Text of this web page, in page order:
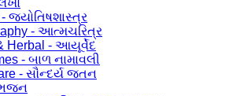
જ્યોતિષશાસ્ત્ર
- આત્મચરિત્ર
Herbal - આયૂર્વેદ
- બાળ નામાવલી
- સૌન્દર્ય જતન
ભજન